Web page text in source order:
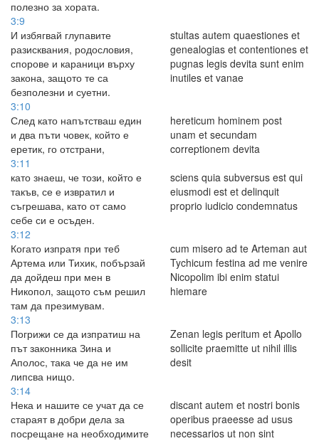
полезно за хората.
3:9
И избягвай глупавите
разисквания, родословия,
спорове и караници върху
закона, защото те са
безполезни и суетни.
stultas autem quaestiones et
genealogias et contentiones et
pugnas legis devita sunt enim
inutiles et vanae
3:10
След като напътстваш един
и два пъти човек, който е
еретик, го отстрани,
hereticum hominem post
unam et secundam
correptionem devita
3:11
като знаеш, че този, който е
такъв, се е извратил и
съгрешава, като от само
себе си е осъден.
sciens quia subversus est qui
eiusmodi est et delinquit
proprio iudicio condemnatus
3:12
Когато изпратя при теб
Артема или Тихик, побързай
да дойдеш при мен в
Никопол, защото съм решил
там да презимувам.
cum misero ad te Arteman aut
Tychicum festina ad me venire
Nicopolim ibi enim statui
hiemare
3:13
Погрижи се да изпратиш на
път законника Зина и
Аполос, така че да не им
липсва нищо.
Zenan legis peritum et Apollo
sollicite praemitte ut nihil illis
desit
3:14
Нека и нашите се учат да се
стараят в добри дела за
посрещане на необходимите
discant autem et nostri bonis
operibus praeesse ad usus
necessarios ut non sint